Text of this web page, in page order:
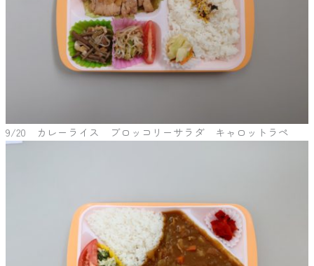
9/20 カレーライス ブロッコリーサラダ キャロットラペ